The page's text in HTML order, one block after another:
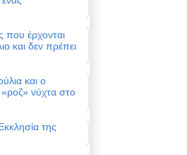
που έρχονται
και δεν πρέπει
και ο
«ροζ» νύχτα στο
της